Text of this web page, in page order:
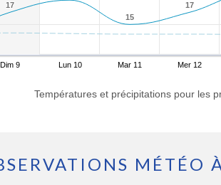
17
17
15
15
17
17
Dim 9 Lun 10 Mar 11 Mer 12
Températures et précipitations pour les
MÉTÉO